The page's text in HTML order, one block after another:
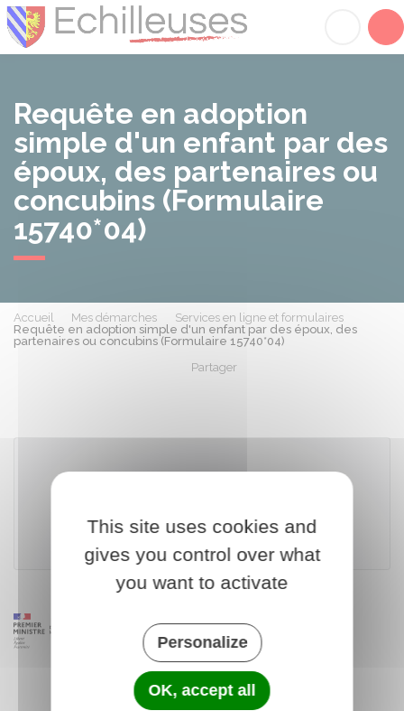
Requête en adoption
simple d'un enfant par des
époux, des partenaires ou
concubins (Formulaire
15740*04)
Accueil Mes démarches
Services en ligne et formulaires
Requête en adoption simple d'un enfant par des époux, des
partenaires ou concubins (Formulaire 15740*04)
Partager
This site uses cookies and
gives you control over what
you want to activate
Personalize
OK, accept all